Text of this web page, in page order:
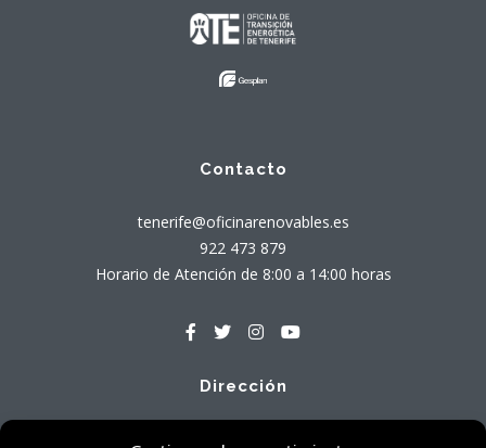
Contacto
tenerife@oficinarenovables.es
922 473 879
Horario de Atención de 8:00 a 14:00 horas
Dirección